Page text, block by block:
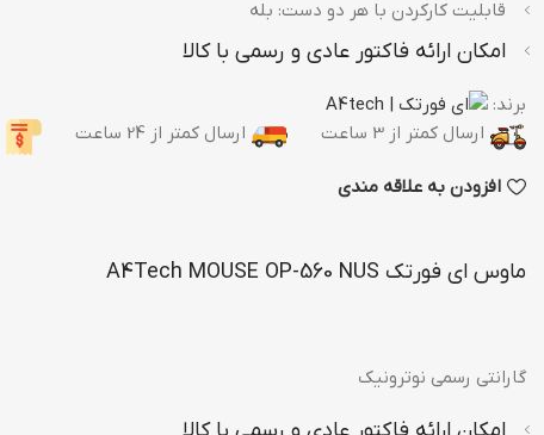
اس اس دی اینترنال
اس اس دی سامسونگ
اس اس دی وسترن دیجیتال
اکسترنال اپیسر
قابلیت کارکردن با هر دو دست: بله
امکان ارائه فاکتور عادی و رسمی با کالا
برند:
ارسال کمتر از 3 ساعت
ارسال کمتر از 24 ساعت
افزودن به علاقه مندی
ماوس ای فورتک A4Tech MOUSE OP-560 NUS
گارانتی رسمی نوترونیک